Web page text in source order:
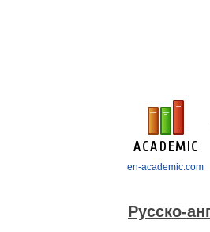
en-academic.com
Русско-